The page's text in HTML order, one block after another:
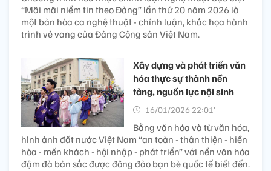
“Mãi mãi niềm tin theo Đảng” lần thứ 20 năm 2026 là
một bản hòa ca nghệ thuật - chính luận, khắc họa hành
trình vẻ vang của Đảng Cộng sản Việt Nam.
Xây dựng và phát triển văn
hóa thực sự thành nền
tảng, nguồn lực nội sinh
16/01/2026 22:01’
Bằng văn hóa và từ văn hóa,
hình ảnh đất nước Việt Nam “an toàn - thân thiện - hiền
hòa - mến khách - hội nhập - phát triển” với nền văn hóa
đậm đà bản sắc được đông đảo bạn bè quốc tế biết đến.